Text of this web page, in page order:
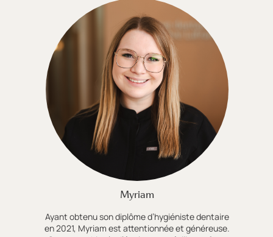
Myriam
Ayant obtenu son diplôme d’hygiéniste dentaire
en 2021, Myriam est attentionnée et généreuse.